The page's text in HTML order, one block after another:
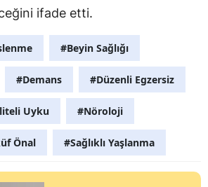
ifade etti.
#Beyin Sağlığı
#Demans #Düzenli Egzersiz
Uyku #Nöroloji
Önal #Sağlıklı Yaşlanma